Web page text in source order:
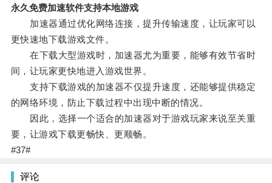
永久免费加速软件支持本地游戏
加速器通过优化网络连接，提升传输速度，让玩家可以
更快速地下载游戏文件。
在下载大型游戏时，加速器尤为重要，能够有效节省时
间，让玩家更快地进入游戏世界。
支持下载游戏的加速器不仅提升速度，还能够提供稳定
的网络环境，防止下载过程中出现中断的情况。
因此，选择一个适合的加速器对于游戏玩家来说至关重
要，让游戏下载更畅快、更顺畅。
#37#
评论